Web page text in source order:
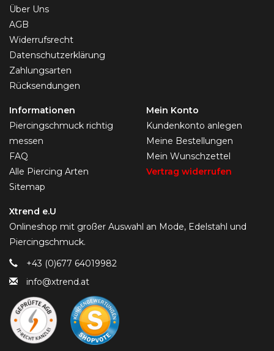
Über Uns
AGB
Widerrufsrecht
Datenschutzerklärung
Zahlungsarten
Rücksendungen
Informationen
Piercingschmuck richtig
messen
FAQ
Alle Piercing Arten
Sitemap
Mein Konto
Kundenkonto anlegen
Meine Bestellungen
Mein Wunschzettel
Vertrag widerrufen
Xtrend e.U
Onlineshop mit großer Auswahl an Mode, Edelstahl und
Piercingschmuck.
+43 (0)677 64019982
info@xtrend.at